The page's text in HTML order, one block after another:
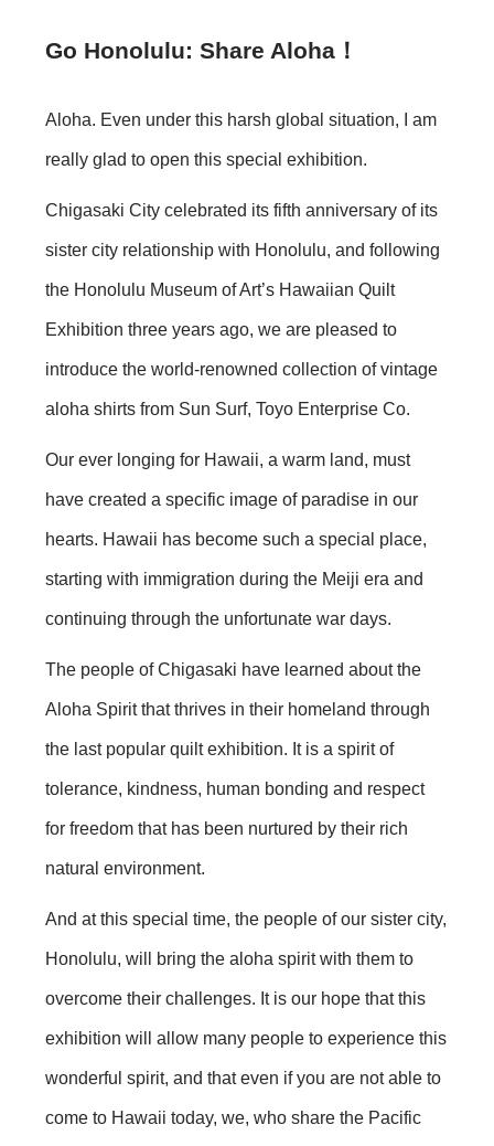
Go Honolulu: Share Aloha！
Aloha. Even under this harsh global situation, I am
really glad to open this special exhibition.
Chigasaki City celebrated its fifth anniversary of its
sister city relationship with Honolulu, and following
the Honolulu Museum of Art’s Hawaiian Quilt
Exhibition three years ago, we are pleased to
introduce the world-renowned collection of vintage
aloha shirts from Sun Surf, Toyo Enterprise Co.
Our ever longing for Hawaii, a warm land, must
have created a specific image of paradise in our
hearts. Hawaii has become such a special place,
starting with immigration during the Meiji era and
continuing through the unfortunate war days.
The people of Chigasaki have learned about the
Aloha Spirit that thrives in their homeland through
the last popular quilt exhibition. It is a spirit of
tolerance, kindness, human bonding and respect
for freedom that has been nurtured by their rich
natural environment.
And at this special time, the people of our sister city,
Honolulu, will bring the aloha spirit with them to
overcome their challenges. It is our hope that this
exhibition will allow many people to experience this
wonderful spirit, and that even if you are not able to
come to Hawaii today, we, who share the Pacific